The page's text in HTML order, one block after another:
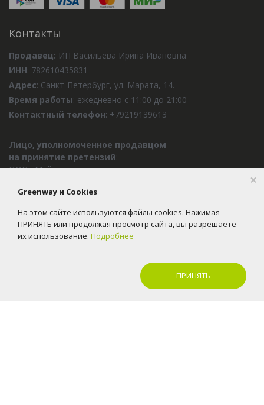
Greenway и Cookies
На этом сайте используются файлы cookies. Нажимая
ПРИНЯТЬ или продолжая просмотр сайта, вы разрешаете
их использование. Подробнее
ПРИНЯТЬ
×
Контакты
Продавец: ИП Васильева Ирина Ивановна
ИНН: 782610435831
Адрес: Санкт-Петербург, ул. Марата, 14.
Время работы: ежедневно с 11:00 до 21:00
Контактный телефон: +79219139613
Лицо, уполномоченное продавцом
на принятие претензий:
ООО «Майгрин маркет»
: Новосибирск, ул Инженерная 7, 11 этаж
Телефон:8-800-23-45-800
E-mail: office@greenway.group
2016-2026 © Greenway